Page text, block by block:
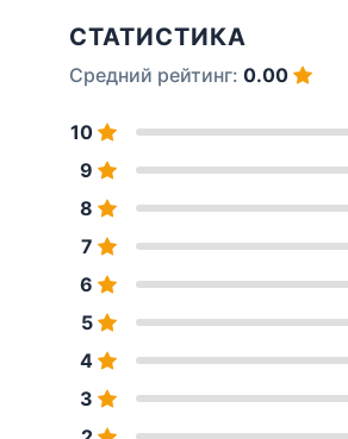
СТАТИСТИКА
Средний рейтинг: 0.00
10
9
8
7
6
5
4
3